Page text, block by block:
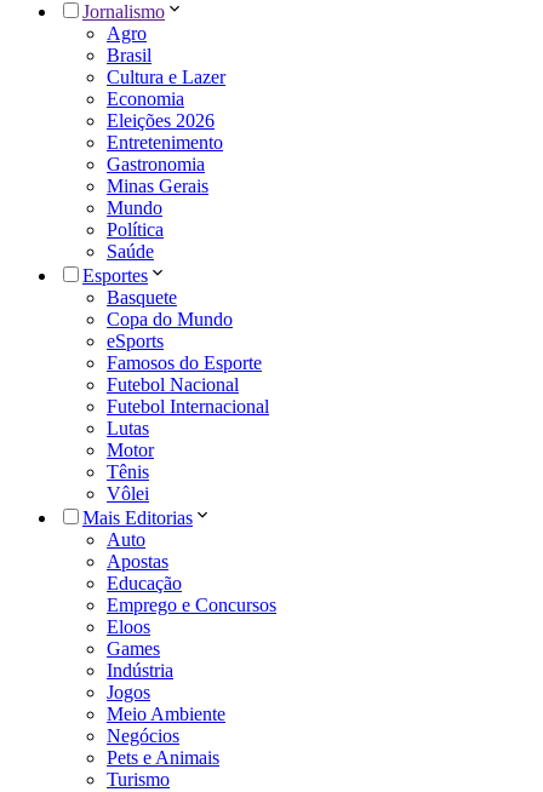
Jornalismo
Agro
Brasil
Cultura e Lazer
Economia
Eleições 2026
Entretenimento
Gastronomia
Minas Gerais
Mundo
Política
Saúde
Esportes
Basquete
Copa do Mundo
eSports
Famosos do Esporte
Futebol Nacional
Futebol Internacional
Lutas
Motor
Tênis
Vôlei
Mais Editorias
Auto
Apostas
Educação
Emprego e Concursos
Eloos
Games
Indústria
Jogos
Meio Ambiente
Negócios
Pets e Animais
Turismo